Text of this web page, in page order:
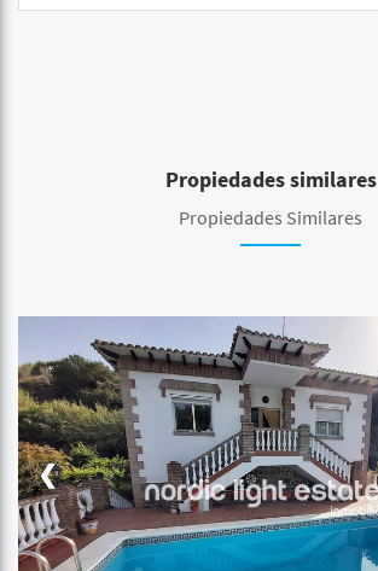
Propiedades similares
Propiedades Similares
❮